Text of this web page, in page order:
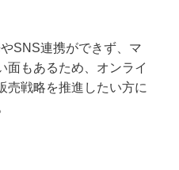
SNS連携ができず、マ
面もあるため、オンライ
売戦略を推進したい方に